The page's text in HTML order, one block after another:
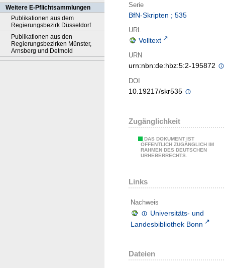
Weitere E-Pflichtsammlungen
Publikationen aus dem
Regierungsbezirk Düsseldorf
Publikationen aus den
Regierungsbezirken Münster,
Arnsberg und Detmold
Serie
BfN-Skripten ; 535
URL
Volltext
URN
urn:nbn:de:hbz:5:2-195872
DOI
10.19217/skr535
Zugänglichkeit
DAS DOKUMENT IST
ÖFFENTLICH ZUGÄNGLICH IM
RAHMEN DES DEUTSCHEN
URHEBERRECHTS.
Links
Nachweis
Universitäts- und
Landesbibliothek Bonn
Dateien